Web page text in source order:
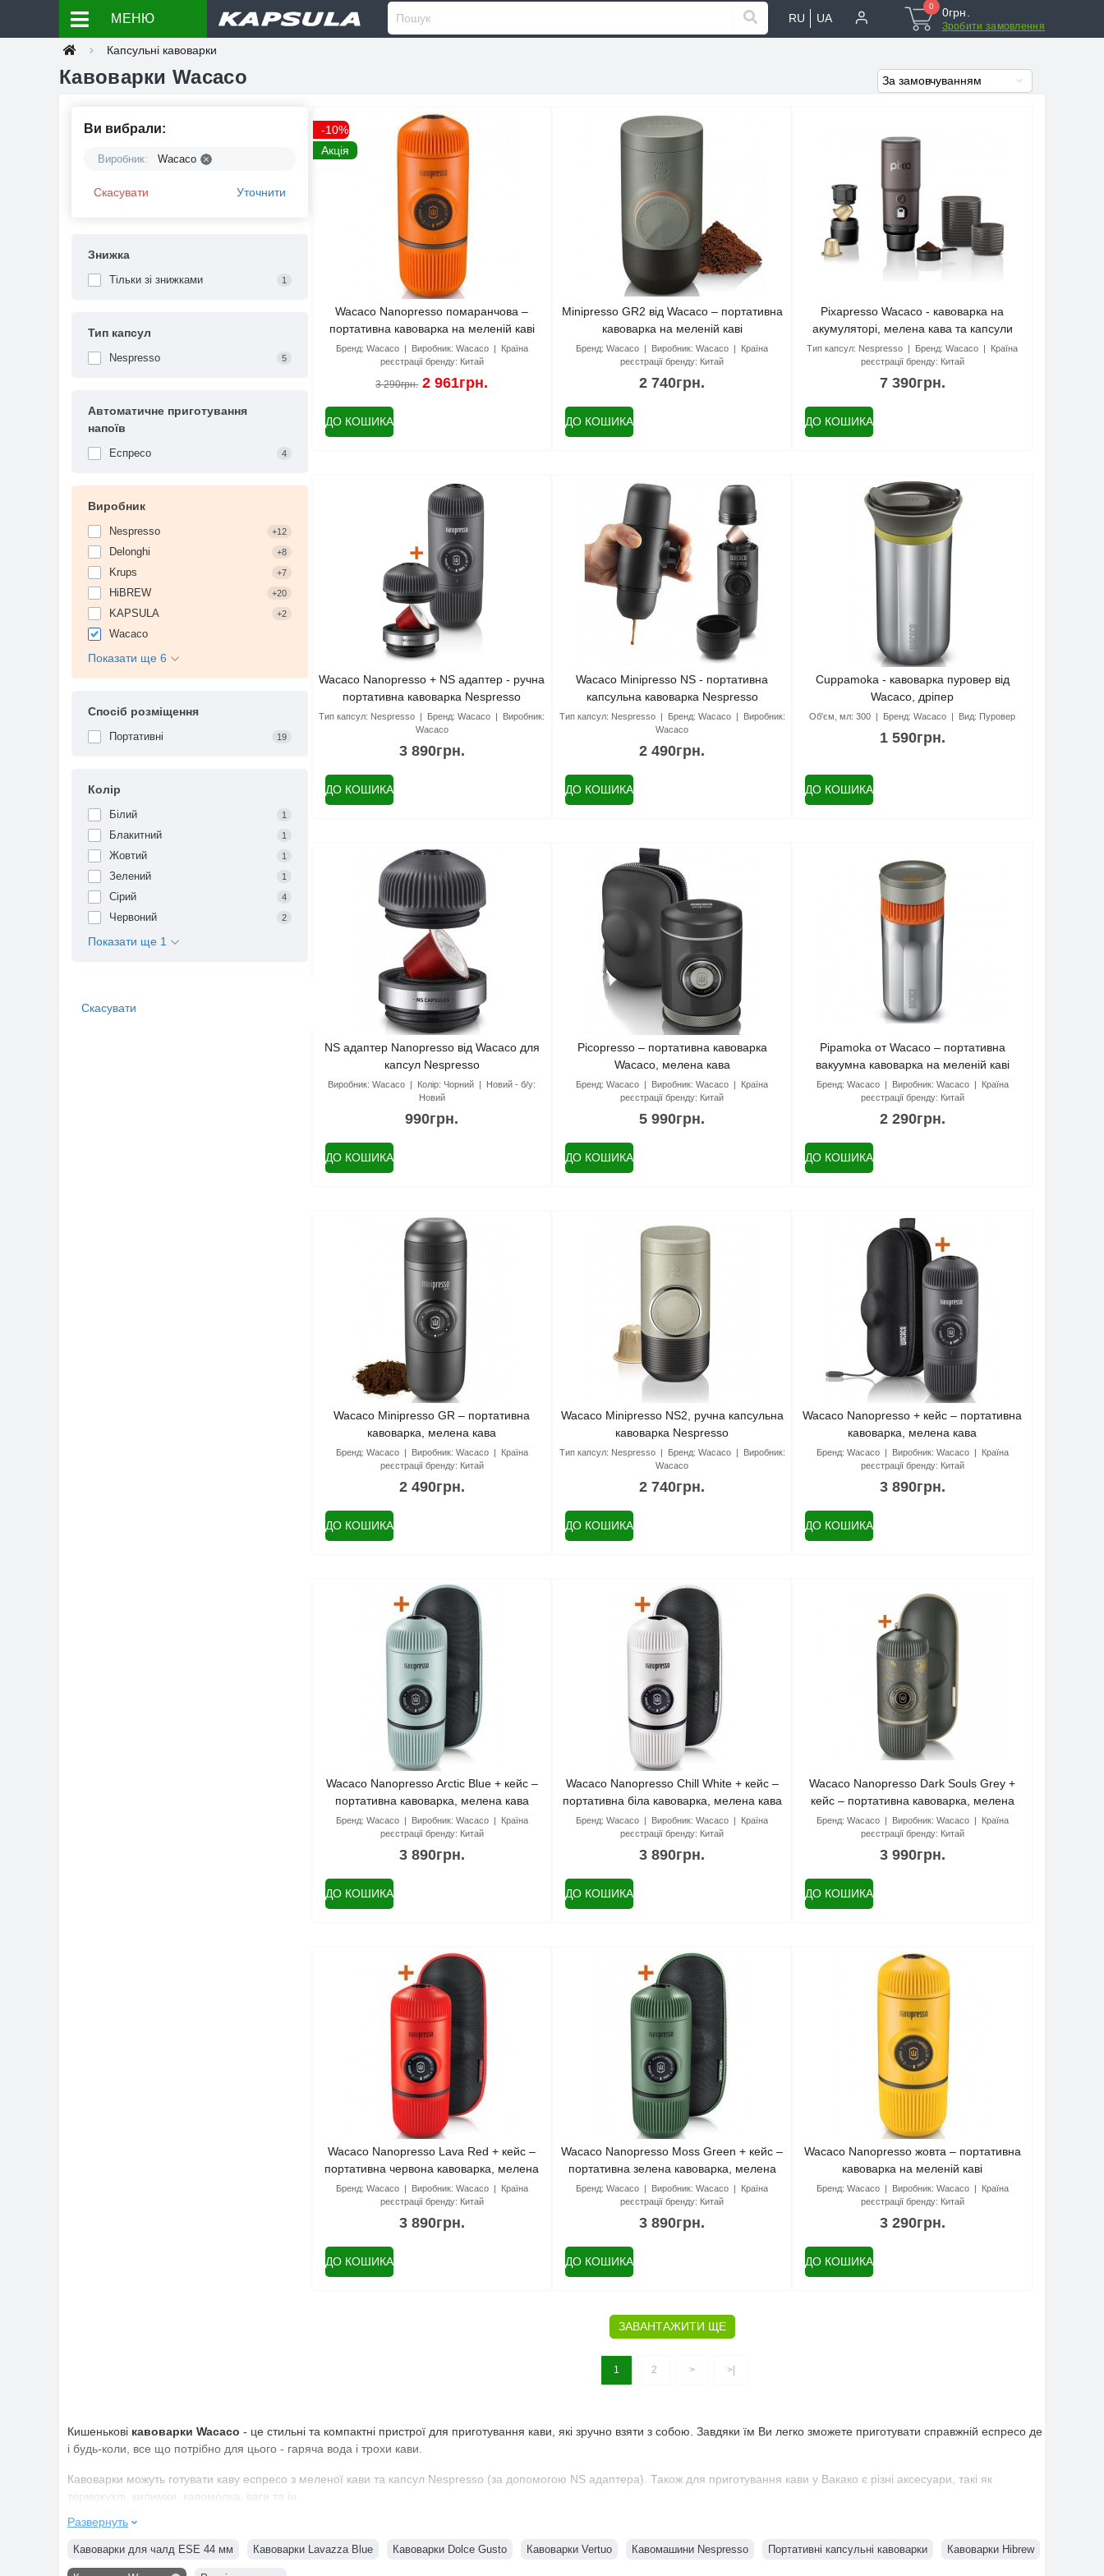
МЕНЮ RU UA
0 0грн.
Зробити замовлення
Капсульні кавоварки
Кавоварки Wacaco
Ви вибрали:
Виробник: Wacaco
Скасувати Уточнити
Знижка
Тільки зі знижками 1
Тип капсул
Nespresso 5
Автоматичне приготування
напоїв
Еспресо 4
Виробник
Nespresso +12
Delonghi +8
Krups +7
HiBREW +20
KAPSULA +2
Wacaco
Показати ще 6
Спосіб розміщення
Портативні 19
Колір
Білий 1
Блакитний 1
Жовтий 1
Зелений 1
Сірий 4
Червоний 2
Показати ще 1
Скасувати
-10%
Акція
Wacaco Nanopresso помаранчова –
портативна кавоварка на меленій каві
Бренд: Wacaco Виробник: Wacaco
Країна
реєстрації бренду: Китай
3 290грн. 2 961грн.
ДО КОШИКА
Minipresso GR2 від Wacaco – портативна
кавоварка на меленій каві
Бренд: Wacaco Виробник: Wacaco
Країна
реєстрації бренду: Китай
2 740грн.
ДО КОШИКА
Pixapresso Wacaco - кавоварка на
акумуляторі, мелена кава та капсули
Nespresso
Тип капсул: Nespresso Бренд: Wacaco
Країна
реєстрації бренду: Китай
7 390грн.
ДО КОШИКА
Wacaco Nanopresso + NS адаптер - ручна
портативна кавоварка Nespresso
Тип капсул: Nespresso Бренд: Wacaco
Виробник:
Wacaco
3 890грн.
ДО КОШИКА
Wacaco Minipresso NS - портативна
капсульна кавоварка Nespresso
Тип капсул: Nespresso Бренд: Wacaco
Виробник:
Wacaco
2 490грн.
ДО КОШИКА
Cuppamoka - кавоварка пуровер від
Wacaco, дріпер
Об'єм, мл: 300 Бренд: Wacaco Вид: Пуровер
1 590грн.
ДО КОШИКА
NS адаптер Nanopresso від Wacaco для
капсул Nespresso
Виробник: Wacaco Колір: Чорний
Новий - б/у:
Новий
990грн.
ДО КОШИКА
Picopresso – портативна кавоварка
Wacaco, мелена кава
Бренд: Wacaco Виробник: Wacaco
Країна
реєстрації бренду: Китай
5 990грн.
ДО КОШИКА
Pipamoka от Wacaco – портативна
вакуумна кавоварка на меленій каві
Бренд: Wacaco Виробник: Wacaco
Країна
реєстрації бренду: Китай
2 290грн.
ДО КОШИКА
Wacaco Minipresso GR – портативна
кавоварка, мелена кава
Бренд: Wacaco Виробник: Wacaco
Країна
реєстрації бренду: Китай
2 490грн.
ДО КОШИКА
Wacaco Minipresso NS2, ручна капсульна
кавоварка Nespresso
Тип капсул: Nespresso Бренд: Wacaco
Виробник:
Wacaco
2 740грн.
ДО КОШИКА
Wacaco Nanopresso + кейс – портативна
кавоварка, мелена кава
Бренд: Wacaco Виробник: Wacaco
Країна
реєстрації бренду: Китай
3 890грн.
ДО КОШИКА
Wacaco Nanopresso Arctic Blue + кейс –
портативна кавоварка, мелена кава
Бренд: Wacaco Виробник: Wacaco
Країна
реєстрації бренду: Китай
3 890грн.
ДО КОШИКА
Wacaco Nanopresso Chill White + кейс –
портативна біла кавоварка, мелена кава
Бренд: Wacaco Виробник: Wacaco
Країна
реєстрації бренду: Китай
3 890грн.
ДО КОШИКА
Wacaco Nanopresso Dark Souls Grey +
кейс – портативна кавоварка, мелена
кава
Бренд: Wacaco Виробник: Wacaco
Країна
реєстрації бренду: Китай
3 990грн.
ДО КОШИКА
Wacaco Nanopresso Lava Red + кейс –
портативна червона кавоварка, мелена
кава
Бренд: Wacaco Виробник: Wacaco
Країна
реєстрації бренду: Китай
3 890грн.
ДО КОШИКА
Wacaco Nanopresso Moss Green + кейс –
портативна зелена кавоварка, мелена
кава
Бренд: Wacaco Виробник: Wacaco
Країна
реєстрації бренду: Китай
3 890грн.
ДО КОШИКА
Wacaco Nanopresso жовта – портативна
кавоварка на меленій каві
Бренд: Wacaco Виробник: Wacaco
Країна
реєстрації бренду: Китай
3 290грн.
ДО КОШИКА
ЗАВАНТАЖИТИ ЩЕ
1 2 > >|
Кишенькові кавоварки Wacaco - це стильні та компактні пристрої для приготування кави, які зручно взяти з собою. Завдяки їм Ви легко зможете приготувати справжній еспресо де
і будь-коли, все що потрібно для цього - гаряча вода і трохи кави.
Кавоварки можуть готувати каву еспресо з меленої кави та капсул Nespresso (за допомогою NS адаптера). Також для приготування кави у Вакако є різні аксесуари, такі як
термокухлі, килимки, кавомолка, ваги та ін.
Развернуть
Кавоварки для чалд ESE 44 мм Кавоварки Lavazza Blue Кавоварки Dolce Gusto Кавоварки Vertuo Кавомашини Nespresso Портативні капсульні кавоварки Кавоварки Hibrew